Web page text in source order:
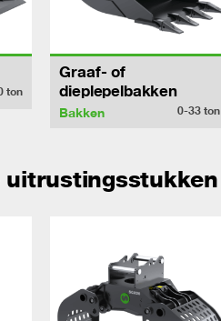
ton
Graaf- of
dieplepelbakken
Bakken 0-33ton
uitrustingsstukken